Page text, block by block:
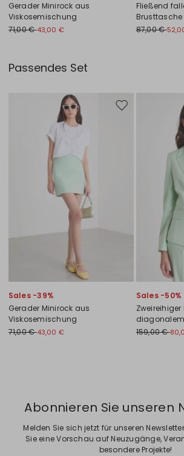
Gerader Minirock aus
Viskosemischung
71,00 €43,00 €
Fließend
Brusttasche
87,00 €
Passendes Set
Auf die Wunschliste
Sales -39%
Gerader Minirock aus
Viskosemischung
71,00 €43,00 €
Sales -50%
159,00 €
Abonnieren Sie unseren
Melden Sie sich jetzt für unseren
Sie eine Vorschau auf Neuzugänge,
besondere Projekte!